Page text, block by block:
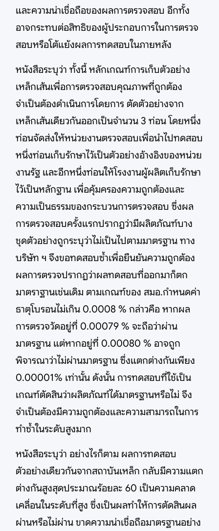
และความน่าเชื่อถือของผลการตรวจสอบ อีกทั้ง
อาจกระทบต่อสิทธิของผู้ประกอบการในการตรวจ
สอบหรือโต้แย้งผลการทดสอบในภายหลัง
หนังสือระบุว่า ทั้งนี้ หลักเกณฑ์การเก็บตัวอย่าง
เหล็กเส้นเพื่อการตรวจสอบคุณภาพที่ถูกต้อง
จำเป็นต้องดำเนินการโดยการ ตัดตัวอย่างจาก
เหล็กเส้นเดียวกันออกเป็นจำนวน 3 ท่อน โดยหนึ่ง
ท่อนจัดส่งให้หน่วยงานตรวจสอบเพื่อนำไปทดสอบ
หนึ่งท่อนเก็บรักษาไว้เป็นตัวอย่างอ้างอิงของหน่วย
งานรัฐ และอีกหนึ่งท่อนให้โรงงานผู้ผลิตเก็บรักษา
ไว้เป็นหลักฐาน เพื่อคุ้มครองความถูกต้องและ
ความเป็นธรรมของกระบวนการตรวจสอบ ซึ่งผล
การตรวจสอบครั้งแรกปรากฏว่ามีผลิตภัณฑ์บาง
ชุดตัวอย่างถูกระบุว่าไม่เป็นไปตามมาตรฐาน ทาง
บริษัท ฯ จึงขอทดสอบซ้ำเพื่อยืนยันความถูกต้อง
ผลการตรวจปรากฏว่าผลทดสอบที่ออกมาก็ตก
มาตราฐานเช่นเดิม ตามเกณฑ์ของ สมอ.กำหนดค่า
ธาตุโบรอนไม่เกิน 0.0008 % กล่าวคือ หากผล
การตรวจวัดอยู่ที่ 0.00079 % จะถือว่าผ่าน
มาตรฐาน แต่หากอยู่ที่ 0.00080 % อาจถูก
พิจารณาว่าไม่ผ่านมาตรฐาน ซึ่งแตกต่างกันเพียง
0.00001% เท่านั้น ดังนั้น การทดสอบที่ใช้เป็น
เกณฑ์ตัดสินว่าผลิตภัณฑ์ได้มาตรฐานหรือไม่ จึง
จำเป็นต้องมีความถูกต้องและความสามารถในการ
ทำซ้ำในระดับสูงมาก
หนังสือระบุว่า อย่างไรก็ตาม ผลการทดสอบ
ตัวอย่างเดียวกันจากสถาบันเหล็ก กลับมีความแตก
ต่างกันสูงสุดประมาณร้อยละ 60 เป็นความคลาด
เคลื่อนในระดับที่สูง ซึ่งเป็นผลทำให้การตัดสินผล
ผ่านหรือไม่ผ่าน ขาดความน่าเชื่อถือมาตรฐานอย่าง